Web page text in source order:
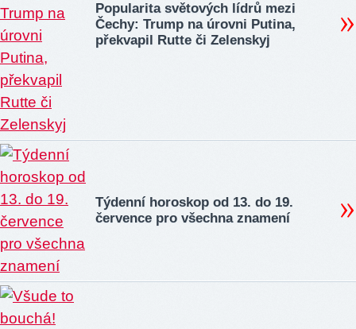
Popularita světových lídrů mezi
Čechy: Trump na úrovni Putina,
překvapil Rutte či Zelenskyj
Týdenní horoskop od 13. do 19.
července pro všechna znamení